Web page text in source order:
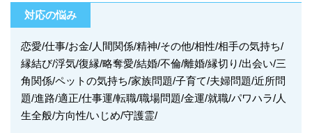
対応の悩み
恋愛/仕事/お金/人間関係/精神/その他/相性/相手の気持ち/
縁結び/浮気/復縁/略奪愛/結婚/不倫/離婚/縁切り/出会い/三
角関係/ペットの気持ち/家族問題/子育て/夫婦問題/近所問
題/進路/適正/仕事運/転職/職場問題/金運/就職/パワハラ/人
生全般/方向性/いじめ/守護霊/